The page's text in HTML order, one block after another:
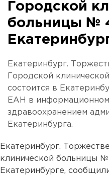
Городской
больницы №
Екатеринбург.
Городской
состоится в
ЕАН в
здравоохранением
Екатеринбурга.
Екатеринбург.
клинической больницы №
Екатеринбурге,